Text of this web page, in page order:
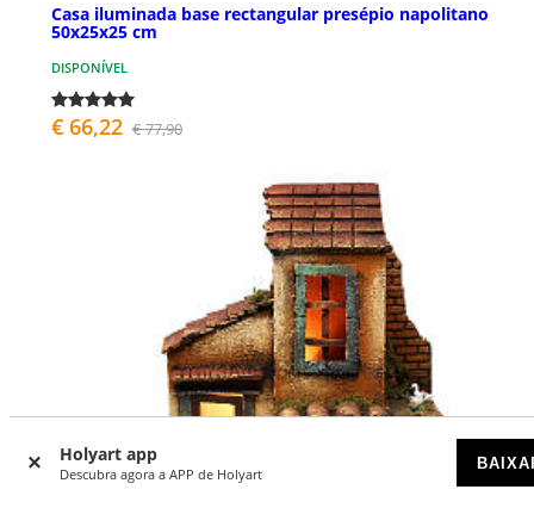
Holyart app
Descubra agora a APP de Holyart
Casa iluminada base rectangular presépio napolitano
50x25x25 cm
DISPONÍVEL
€ 66,22 € 77,90